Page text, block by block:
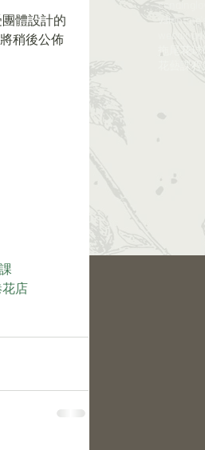
拖尾花球
花藝課程​​
體設計的
稍後公佈
店